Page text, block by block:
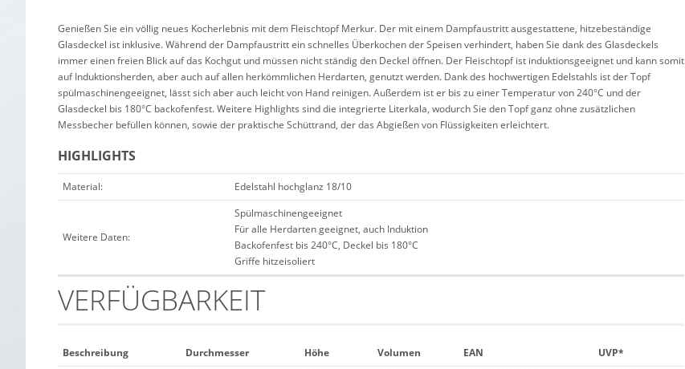
Genießen Sie ein völlig neues Kocherlebnis mit dem Fleischtopf Merkur. Der mit einem Dampfaustritt ausgestattene, hitzebeständige
Glasdeckel ist inklusive. Während der Dampfaustritt ein schnelles Überkochen der Speisen verhindert, haben Sie dank des Glasdeckels
immer einen freien Blick auf das Kochgut und müssen nicht ständig den Deckel öffnen. Der Fleischtopf ist induktionsgeeignet und kann somit
auf Induktionsherden, aber auch auf allen herkömmlichen Herdarten, genutzt werden. Dank des hochwertigen Edelstahls ist der Topf
spülmaschinengeeignet, lässt sich aber auch leicht von Hand reinigen. Außerdem ist er bis zu einer Temperatur von 240°C und der
Glasdeckel bis 180°C backofenfest. Weitere Highlights sind die integrierte Literkala, wodurch Sie den Topf ganz ohne zusätzlichen
Messbecher befüllen können, sowie der praktische Schüttrand, der das Abgießen von Flüssigkeiten erleichtert.
HIGHLIGHTS
Material: Edelstahl hochglanz 18/10
Weitere Daten:
Spülmaschinengeeignet
Für alle Herdarten geeignet, auch Induktion
Backofenfest bis 240°C, Deckel bis 180°C
Griffe hitzeisoliert
VERFÜGBARKEIT
Beschreibung Durchmesser Höhe Volumen EAN
UVP*